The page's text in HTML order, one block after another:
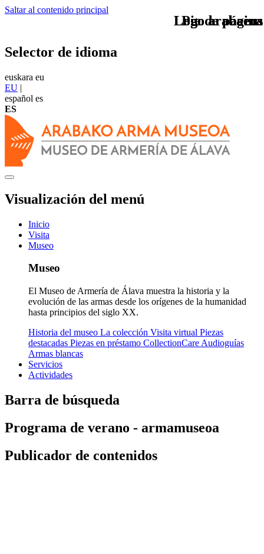
Saltar al contenido principal
Logo arabaeus
Selector de idioma
euskara eu
EU |
español es
ES
Visualización del menú
Inicio
Visita
Museo
Museo
El Museo de Armería de Álava muestra la historia y la
evolución de las armas desde los orígenes de la humanidad
hasta principios del siglo XX.
Historia del museo La colección Visita virtual Piezas
destacadas Piezas en préstamo CollectionCare Audioguías
Armas blancas
Servicios
Actividades
Barra de búsqueda
Programa de verano - armamuseoa
Publicador de contenidos
Logo arabaeus
Pie de página